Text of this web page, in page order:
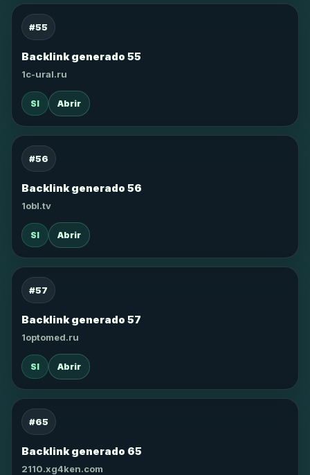
#55
Backlink generado 55
1c-ural.ru
SI Abrir
#56
Backlink generado 56
1obl.tv
SI Abrir
#57
Backlink generado 57
1optomed.ru
SI Abrir
#65
Backlink generado 65
2110.xg4ken.com